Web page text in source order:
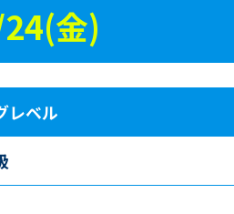
金)
レベル